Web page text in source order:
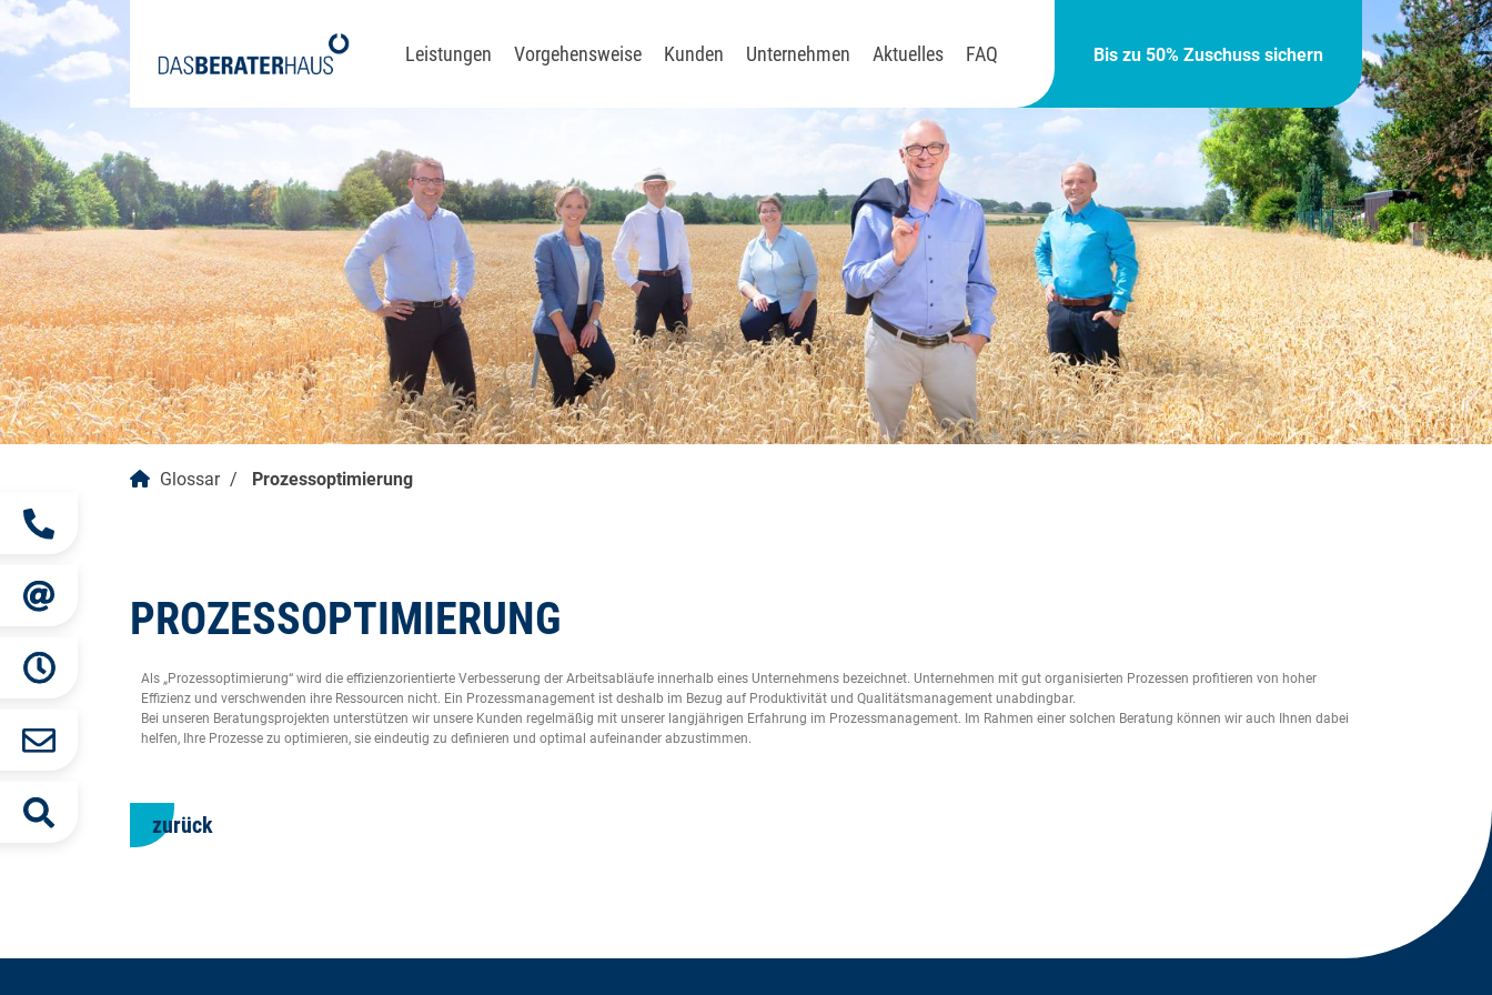
Leistungen
Prozessdigitalisierung
Organisationsentwicklung
Strategie
Vergütungssysteme
Klimaneutralität
Vorgehensweise Kunden Unternehmen Aktuelles FAQ Bis zu 50% Zuschuss sichern
Glossar Prozessoptimierung
PROZESSOPTIMIERUNG
Als „Prozessoptimierung“ wird die effizienzorientierte Verbesserung der Arbeitsabläufe innerhalb eines Unternehmens bezeichnet. Unternehmen mit gut organisierten Prozessen profitieren von hoher
Effizienz und verschwenden ihre Ressourcen nicht. Ein Prozessmanagement ist deshalb im Bezug auf Produktivität und Qualitätsmanagement unabdingbar.
Bei unseren Beratungsprojekten unterstützen wir unsere Kunden regelmäßig mit unserer langjährigen Erfahrung im Prozessmanagement. Im Rahmen einer solchen Beratung können wir auch Ihnen dabei
helfen, Ihre Prozesse zu optimieren, sie eindeutig zu definieren und optimal aufeinander abzustimmen.
zurück